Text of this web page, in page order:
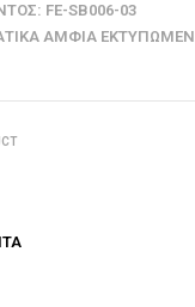
FE-SB006-03
ΆΜΦΙΑ